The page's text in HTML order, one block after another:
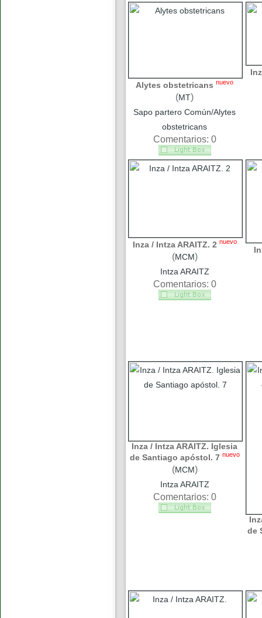
Alytes obstetricans nuevo
(MT)
Sapo partero Común/Alytes
obstetricans
Comentarios: 0
Inza / Intza ARAITZ. 2 nuevo
(MCM)
Intza ARAITZ
Comentarios: 0
Inza / Intza ARAITZ. Iglesia
de Santiago apóstol. 7 nuevo
(MCM)
Intza ARAITZ
Comentarios: 0
de